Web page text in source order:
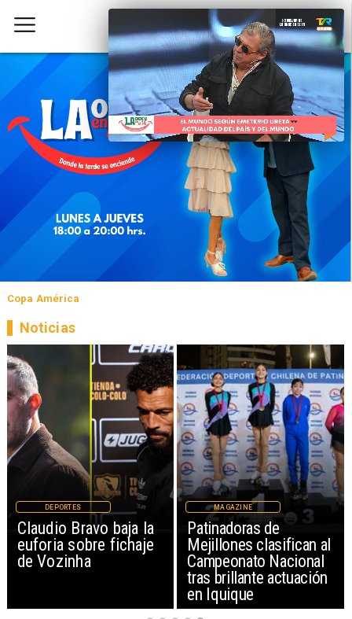
Copa América
Claudio Bravo baja la
euforia sobre fichaje
de Vozinha
DEPORTES
Patinadoras de
Mejillones clasifican al
Campeonato Nacional
tras brillante actuación
en Iquique
MAGAZINE
Noticias